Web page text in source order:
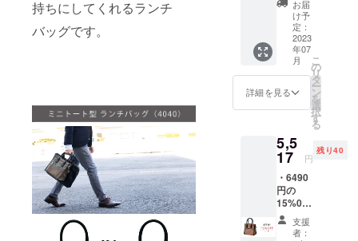
持ちにしてくれるランチ
バッグです。
申込み
順に発
送のス
タート
を予定
してお
す。
いと実
際の革
色が異
なる場
合がご
ざいま
す。 ※
革はそ
風合い
が異な
色合い
が変わ
りま
す。
※2023
る場合
がござ
いま
す。 ※
想定以
上の受
注を頂
が遅れ
る場合
がござ
いま
す。 ※
モニ
ター上
の色合
ご提供
【商品
単品
5300 ＋
送料600
=
5900（
6490）
(税込)】
トート
型
(4040)×
1点
(カー
キ/6019
) ※仕
様、デ
お届
け予
定：
2023
年07
月
詳細を見る
こ
の
リ
タ
ー
ン
を
選
択
す
る
5,5
17 円
残り40
・6490
円の
15%0F
F →
5517円
支援
者：